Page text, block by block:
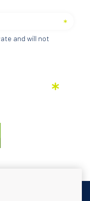
and will not